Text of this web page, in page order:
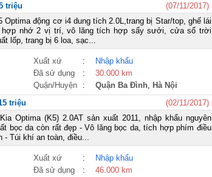
triệu
(07/11/2017)
Optima động cơ i4 dung tích 2.0L,trang bị Star/top, ghế lái
hợp nhớ 2 vị trí, vô lăng tích hợp sấy sưởi, cửa sổ trời
lốp, trang bị 6 loa, sạc...
Xuất xứ :
Nhập khẩu
Đã sử dụng :
30.000 km
Quận/Huyện : Quận Ba Đình, Hà Nội
triệu
(02/11/2017)
Optima (K5) 2.0AT sản xuất 2011, nhập khẩu nguyên
bọc da còn rất đẹp - Vô lăng bọc da, tích hợp phím điều
- Túi khí an toàn, điều...
Xuất xứ :
Nhập khẩu
Đã sử dụng :
46.000 km